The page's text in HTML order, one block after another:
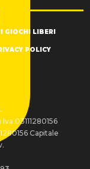
GIOCHI LIBERI
POLICY
03111280156
Capitale